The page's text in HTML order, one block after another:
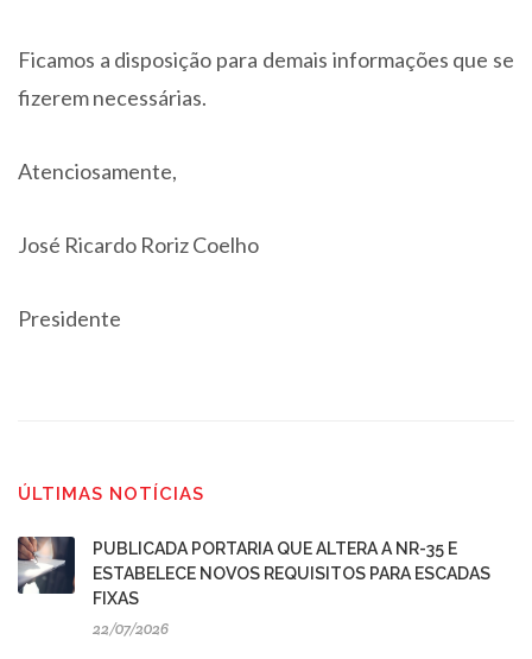
Ficamos a disposição para demais informações que se
fizerem necessárias.
Atenciosamente,
José Ricardo Roriz Coelho
Presidente
ÚLTIMAS NOTÍCIAS
PUBLICADA PORTARIA QUE ALTERA A NR-35 E
ESTABELECE NOVOS REQUISITOS PARA ESCADAS
FIXAS
22/07/2026